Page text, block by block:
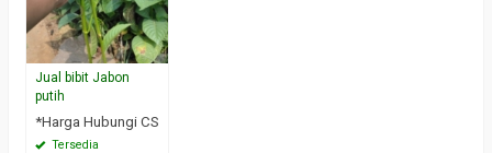
Jual bibit Jabon
putih
*Harga Hubungi CS
Tersedia